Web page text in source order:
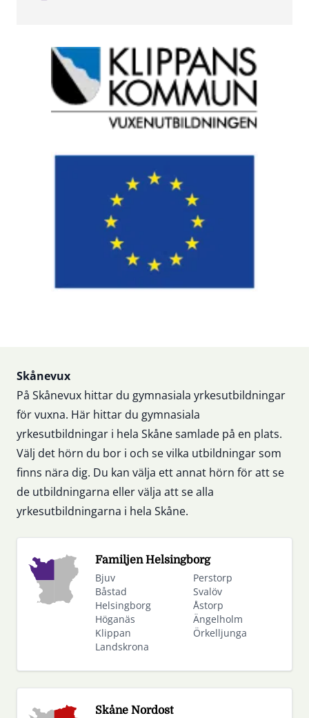
Sidfot
Skånevux
På Skånevux hittar du gymnasiala yrkesutbildningar
för vuxna. Här hittar du gymnasiala
yrkesutbildningar i hela Skåne samlade på en plats.
Välj det hörn du bor i och se vilka utbildningar som
finns nära dig. Du kan välja ett annat hörn för att se
de utbildningarna eller välja att se alla
yrkesutbildningarna i hela Skåne.
Familjen Helsingborg
Bjuv
Båstad
Helsingborg
Höganäs
Klippan
Landskrona
Perstorp
Svalöv
Åstorp
Ängelholm
Örkelljunga
Skåne Nordost